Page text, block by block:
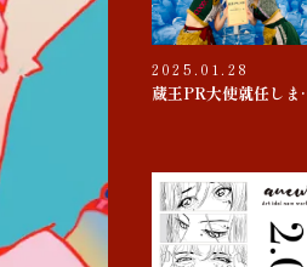
2025.01.28
蔵王